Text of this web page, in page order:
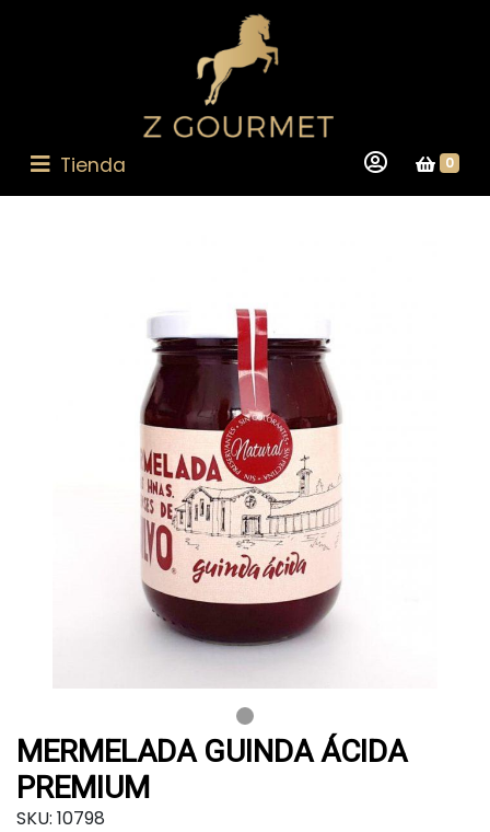
Tienda 0
MERMELADA GUINDA ÁCIDA
PREMIUM
SKU: 10798